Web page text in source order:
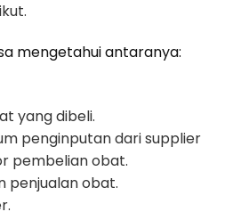
mengetahui antaranya:
yang dibeli.
penginputan dari supplier
pembelian obat.
penjualan obat.